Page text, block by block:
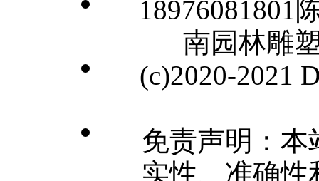
18976081801
南园林雕
(c)2020-2021
免责声明：本
实性、准确性